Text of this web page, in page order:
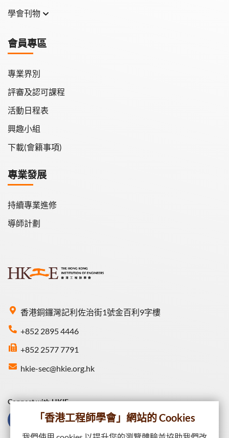
香港銅鑼灣記利佐治街1號金百利9字樓
+852 2895 4446
+852 2577 7791
hkie-sec@hkie.org.hk
學會刊物
學會會報
會員專區
專業界別
評審及認可課程
活動日程表
興趣小組
下載(會籍事項)
專業發展
持續專業進修
導師計劃
Connect with HKIE
「香港工程師學會」網站的 Cookies